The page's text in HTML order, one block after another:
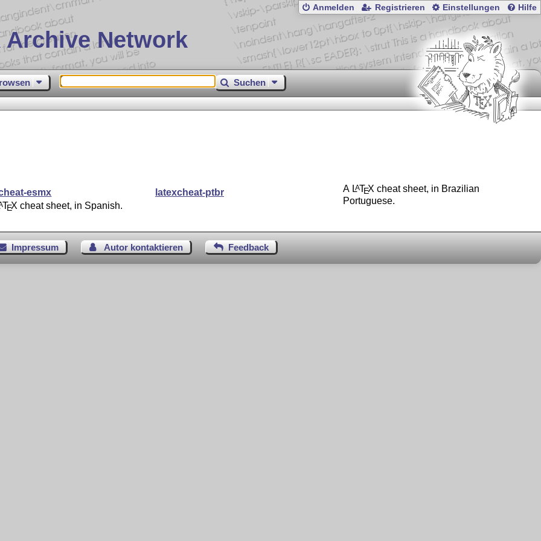
Archive Network
Anmelden Registrieren Einstellungen Hilfe
Suchen
esmx
TEX cheat sheet, in Spanish.
latexcheat-ptbr A LATEX cheat sheet, in Brazilian
Portuguese.
Impressum Autor kontaktieren Feedback